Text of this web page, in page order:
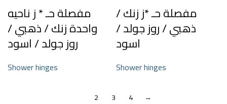
مفصلة حـ * ز ناحيه
واحدة زنك / ذهبي /
روز جولد / اسود
Shower hinges
مفصلة حـ *ز زنك /
ذهبي / روز جولد /
اسود
Shower hinges
2 3 4 →